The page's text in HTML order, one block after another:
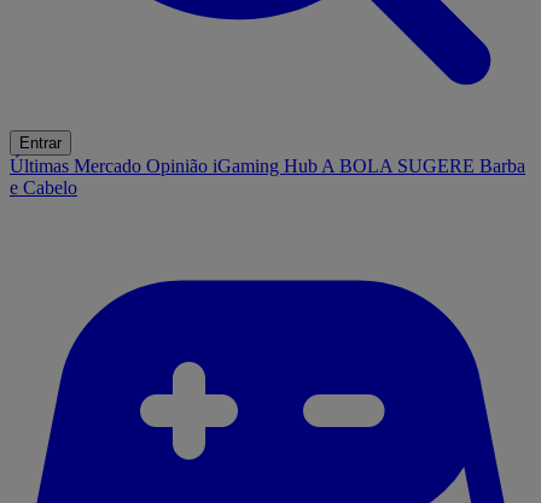
Entrar
Últimas Mercado Opinião iGaming Hub A BOLA SUGERE Barba
e Cabelo